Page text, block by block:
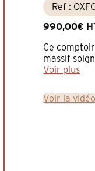
Ref :
990,00€
Ce
massif
Voir plus
Voir la vidéo